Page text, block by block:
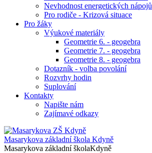
Nevhodnost energetických nápojů
Pro rodiče - Krizová situace
Pro žáky
Výukové materiály
Geometrie 6. - geogebra
Geometrie 7. - geogebra
Geometrie 8. - geogebra
Dotazník - volba povolání
Rozvrhy hodin
Suplování
Kontakty
Napište nám
Zajímavé odkazy
Masarykova základní škola Kdyně
Masarykova základní školaKdyně